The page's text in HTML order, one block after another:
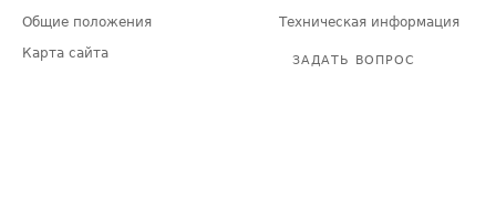
Общие положения
Карта сайта
Техническая информация
ЗАДАТЬ ВОПРОС